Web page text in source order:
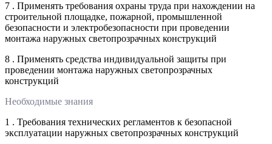
7 . Применять требования охраны труда при нахождении на
строительной площадке, пожарной, промышленной
безопасности и электробезопасности при проведении
монтажа наружных светопрозрачных конструкций
8 . Применять средства индивидуальной защиты при
проведении монтажа наружных светопрозрачных
конструкций
Необходимые знания
1 . Требования технических регламентов к безопасной
эксплуатации наружных светопрозрачных конструкций